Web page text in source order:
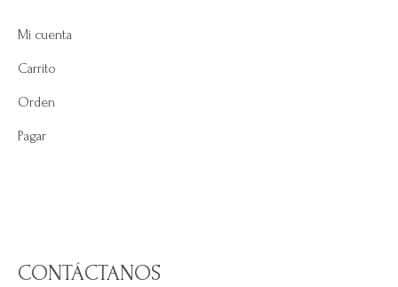
Mi cuenta
Carrito
Orden
Pagar
CONTÁCTANOS